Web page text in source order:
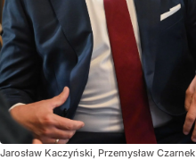
Jarosław Kaczyński, Przemysław Czarnek